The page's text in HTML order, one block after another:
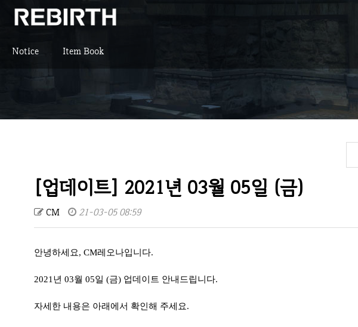
Notice Item Book
[업데이트] 2021년 03월 05일 (금)
CM 21-03-05 08:59
안녕하세요, CM레오나입니다.
2021년 03월 05일 (금) 업데이트 안내드립니다.
자세한 내용은 아래에서 확인해 주세요.